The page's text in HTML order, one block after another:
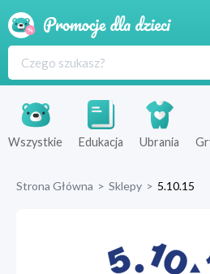
Produkty
Sklepy
Wszystkie Edukacja Ubrania
Strona Główna > Sklepy > 5.10.15